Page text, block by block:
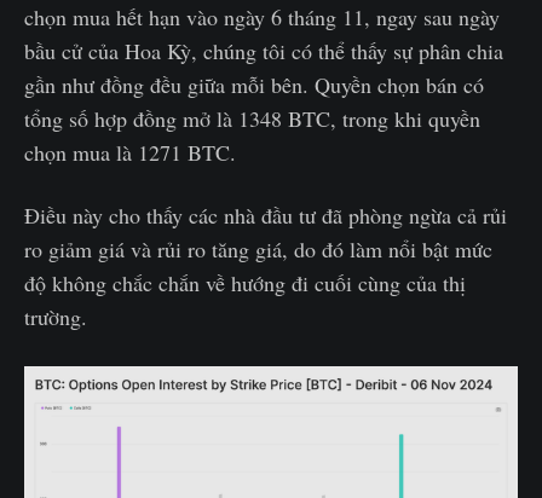
chọn mua hết hạn vào ngày 6 tháng 11, ngay sau ngày
bầu cử của Hoa Kỳ, chúng tôi có thể thấy sự phân chia
gần như đồng đều giữa mỗi bên. Quyền chọn bán có
tổng số hợp đồng mở là 1348 BTC, trong khi quyền
chọn mua là 1271 BTC.
Điều này cho thấy các nhà đầu tư đã phòng ngừa cả rủi
ro giảm giá và rủi ro tăng giá, do đó làm nổi bật mức
độ không chắc chắn về hướng đi cuối cùng của thị
trường.